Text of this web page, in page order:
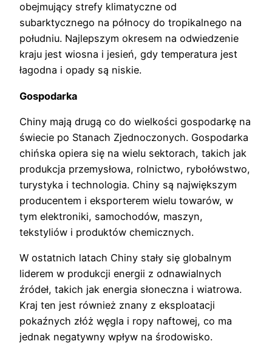
obejmujący strefy klimatyczne od
subarktycznego na północy do tropikalnego na
południu. Najlepszym okresem na odwiedzenie
kraju jest wiosna i jesień, gdy temperatura jest
łagodna i opady są niskie.
Gospodarka
Chiny mają drugą co do wielkości gospodarkę na
świecie po Stanach Zjednoczonych. Gospodarka
chińska opiera się na wielu sektorach, takich jak
produkcja przemysłowa, rolnictwo, rybołówstwo,
turystyka i technologia. Chiny są największym
producentem i eksporterem wielu towarów, w
tym elektroniki, samochodów, maszyn,
tekstyliów i produktów chemicznych.
W ostatnich latach Chiny stały się globalnym
liderem w produkcji energii z odnawialnych
źródeł, takich jak energia słoneczna i wiatrowa.
Kraj ten jest również znany z eksploatacji
pokaźnych złóż węgla i ropy naftowej, co ma
jednak negatywny wpływ na środowisko.